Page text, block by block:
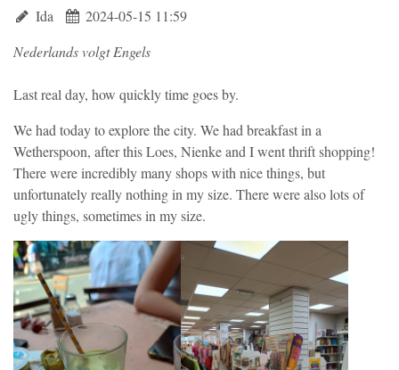
Ida
2024-05-15 11:59
Nederlands volgt Engels
Last real day, how quickly time goes by.
We had today to explore the city. We had breakfast in a
Wetherspoon, after this Loes, Nienke and I went thrift shopping!
There were incredibly many shops with nice things, but
unfortunately really nothing in my size. There were also lots of
ugly things, sometimes in my size.